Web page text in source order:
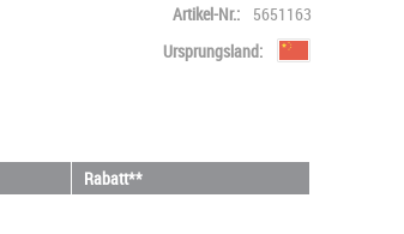
Artikel-Nr.:
5651163
Ursprungsland:
Rabatt**